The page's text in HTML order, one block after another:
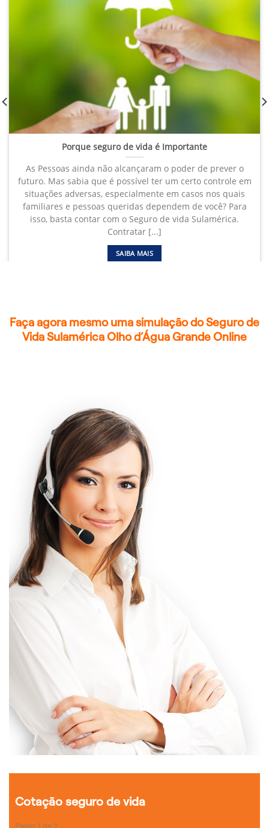
Porque seguro de vida é Importante
As Pessoas ainda não alcançaram o poder de prever o
futuro. Mas sabia que é possível ter um certo controle em
situações adversas, especialmente em casos nos quais
familiares e pessoas queridas dependem de você? Para
isso, basta contar com o Seguro de vida Sulamérica.
Contratar [...]
SAIBA MAIS
Faça agora mesmo uma simulação do Seguro de
Vida Sulamérica Olho d’Água Grande Online
Cotação seguro de vida
Passo 1 de 2